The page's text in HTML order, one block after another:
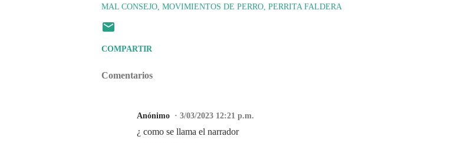
MAL CONSEJO MOVIMIENTOS DE PERRO PERRITA FALDERA
COMPARTIR
Comentarios
Anónimo 3/03/2023 12:21 p.m.
¿ como se llama el narrador